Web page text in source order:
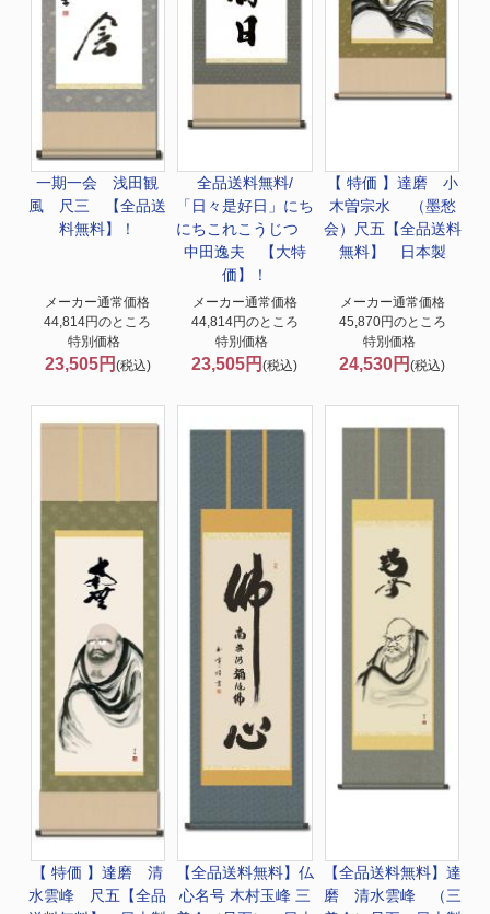
一期一会 浅田観
風 尺三 【全品送
料無料】！
メーカー通常価格
44,814円のところ
特別価格
23,505円 (税込)
全品送料無料/
「日々是好日」にち
にちこれこうじつ
中田逸夫 【大特
価】！
メーカー通常価格
44,814円のところ
特別価格
23,505円(税込)
【 特価 】 達磨 小
木曽宗水 （墨愁
会）尺五【全品送料
無料】 日本製
メーカー通常価格
45,870円のところ
特別価格
24,530円(税込)
【 特価 】達磨 清
水雲峰 尺五【全品
【全品送料無料】 仏
心名号 木村玉峰 三
【全品送料無料】 達
磨 清水雲峰 （三